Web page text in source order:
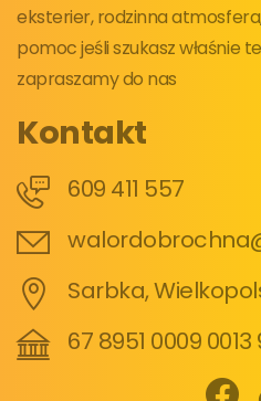
eksterier, rodzinna
pomoc jeśli szukasz właśnie
zapraszamy do nas
Kontakt
609 411 557
Sarbka,
67 8951 0009